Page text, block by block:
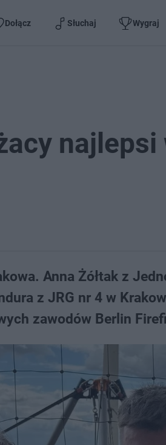
Dołącz Słuchaj Wygraj
najlepsi
Anna Żółtak z
z JRG nr 4 w
zawodów Berlin